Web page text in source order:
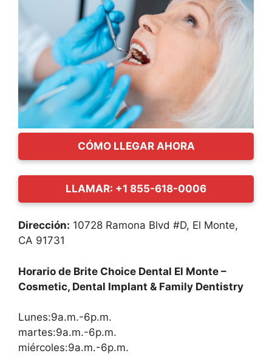
CÓMO LLEGAR AHORA
LLAMAR: +1 855-618-0006
Dirección: 10728 Ramona Blvd #D, El Monte,
CA 91731
Horario de Brite Choice Dental El Monte –
Cosmetic, Dental Implant & Family Dentistry
Lunes:9a.m.-6p.m.
martes:9a.m.-6p.m.
miércoles:9a.m.-6p.m.